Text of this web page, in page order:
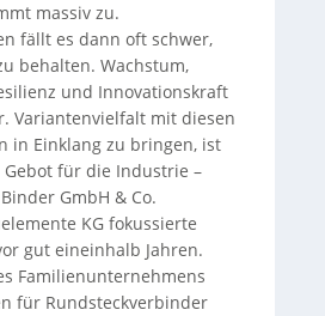
massiv zu.
fällt es dann oft schwer,
behalten. Wachstum,
und Innovationskraft
Variantenvielfalt mit diesen
in Einklang zu bringen, ist
für die Industrie –
GmbH & Co.
KG fokussierte
gut eineinhalb Jahren.
Familienunternehmens
für Rundsteckverbinder